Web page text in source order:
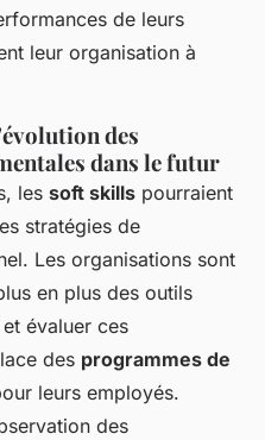
de leurs
leur organisation à
des
dans le futur
les soft skills pourraient
stratégies de
Les organisations sont
en plus des outils
évaluer ces
des programmes de
leurs employés.
des